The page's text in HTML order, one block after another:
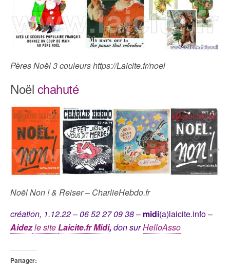
Pères Noël 3 couleurs https://Laicite.fr/noel
Noël chahuté
Noël Non ! & Reiser– CharlieHebdo.fr
création, 1.12.22–06 52 27 09 38– midi(a)laicite.info –
Aidezle siteLaicite.fr Midi,don surHelloAsso
Partager: